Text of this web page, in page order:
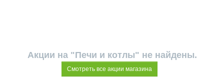
Акции на "Печи и котлы" не найдены.
Смотреть все акции магазина